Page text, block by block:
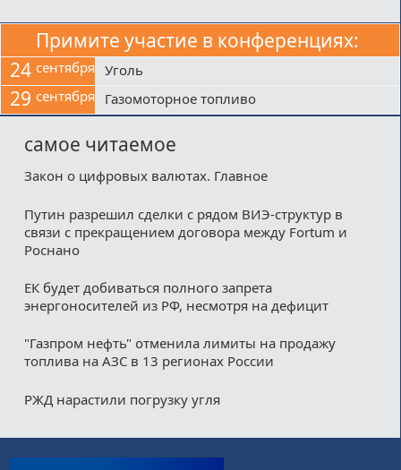
Примите участие в конференциях:
24 сентября Уголь
29 сентября Газомоторное топливо
самое читаемое
Закон о цифровых валютах. Главное
Путин разрешил сделки с рядом ВИЭ-структур в
связи с прекращением договора между Fortum и
Роснано
ЕК будет добиваться полного запрета
энергоносителей из РФ, несмотря на дефицит
"Газпром нефть" отменила лимиты на продажу
топлива на АЗС в 13 регионах России
РЖД нарастили погрузку угля